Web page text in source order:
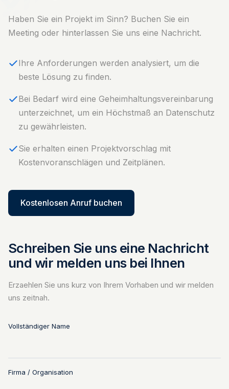
Haben Sie ein Projekt im Sinn? Buchen Sie ein
Meeting oder hinterlassen Sie uns eine Nachricht.
Ihre Anforderungen werden analysiert, um die
beste Lösung zu finden.
⁠Bei Bedarf wird eine Geheimhaltungsvereinbarung
unterzeichnet, um ein Höchstmaß an Datenschutz
zu gewährleisten.
Sie erhalten einen Projektvorschlag mit
Kostenvoranschlägen und Zeitplänen.
Kostenlosen Anruf buchen
Schreiben Sie uns eine Nachricht
und wir melden uns bei Ihnen
Erzaehlen Sie uns kurz von Ihrem Vorhaben und wir melden
uns zeitnah.
Vollständiger Name
Firma / Organisation